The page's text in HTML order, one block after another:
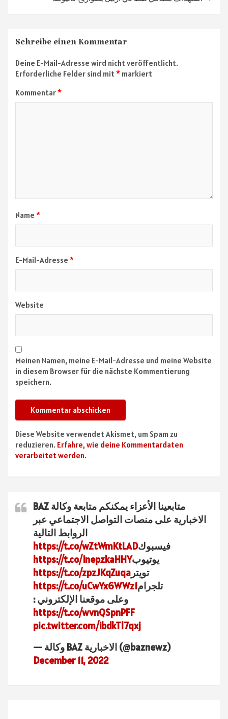
Schreibe einen Kommentar
Deine E-Mail-Adresse wird nicht veröffentlicht.
Erforderliche Felder sind mit* markiert
Kommentar*
Name *
E-Mail-Adresse *
Website
Meinen Namen, meine E-Mail-Adresse und meine Website
in diesem Browser für die nächste Kommentierung
speichern.
Diese Website verwendet Akismet, um Spam zu
reduzieren. Erfahre, wie deine Kommentardaten
verarbeitet werden.
متابعينا الأعزاء يمكنكم متابعة وكالة BAZ
الاخبارية على منصات التواصل الاجتماعي عبر
الروابط التالية
فيسبوكhttps://t.co/wZtWmKtLAD
يوتيوبhttps://t.co/InepzkaHHY
تويتر https://t.co/zpzJKqZuqa
تلجرامhttps://t.co/uCwYx6WWz1
وعلى موقعنا الإلكتروني :
https://t.co/wvnQSpnPFF
pic.twitter.com/ibdkTl7qxj
— وكالة BAZ الاخبارية (@baznewz)
December 11, 2022